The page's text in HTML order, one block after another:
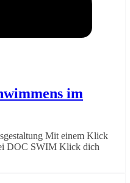
im
Mit einem Klick
DOC SWIM Klick dich